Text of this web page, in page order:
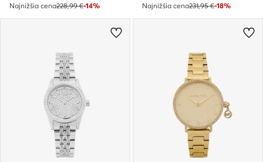
Najnižšia cena228,99 €-14%
Najnižšia cena231,95 €-18%